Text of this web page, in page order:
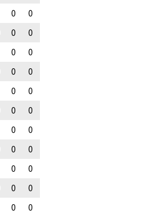
0
0
0
0
0
0
0
0
0
0
0
0
0
0
0
0
0
0
0
0
0
0